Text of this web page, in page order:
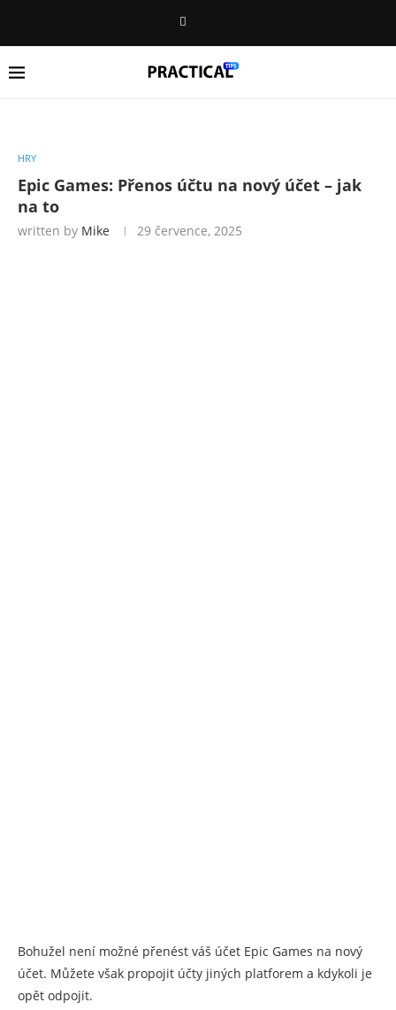
HRY
Epic Games: Přenos účtu na nový účet – jak
na to
written by Mike 29 července, 2025
Bohužel není možné přenést váš účet Epic Games na nový
účet. Můžete však propojit účty jiných platforem a kdykoli je
opět odpojit.